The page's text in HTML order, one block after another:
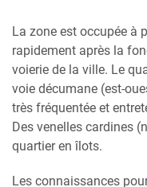
La zone est occupée à
rapidement après la
voierie de la ville. Le
voie décumane (est-
très fréquentée et
Des venelles cardines
quartier en îlots.
Les connaissances